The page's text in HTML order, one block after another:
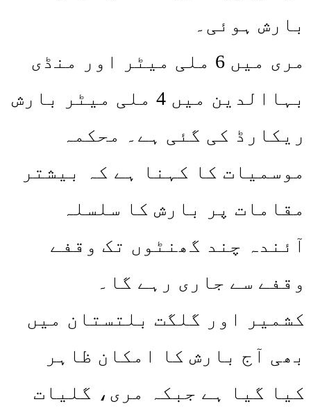
بارش ہوئی۔
مری میں 6 ملی میٹر اور منڈی
بہاالدین میں 4 ملی میٹر بارش
ریکارڈ کی گئی ہے۔ محکمہ
موسمیات کا کہنا ہے کہ بیشتر
مقامات پر بارش کا سلسلہ
آئندہ چند گھنٹوں تک وقفے
وقفے سے جاری رہے گا۔
کشمیر اور گلگت بلتستان میں
بھی آج بارش کا امکان ظاہر
کیا گیا ہے جبکہ مری، گلیات